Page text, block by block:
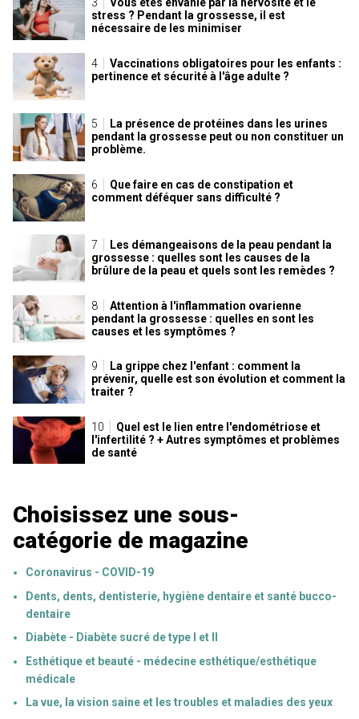
Vous êtes envahie par la nervosité et le
stress ? Pendant la grossesse, il est
nécessaire de les minimiser
Vaccinations obligatoires pour les enfants :
pertinence et sécurité à l'âge adulte ?
La présence de protéines dans les urines
pendant la grossesse peut ou non constituer un
problème.
Que faire en cas de constipation et
comment déféquer sans difficulté ?
Les démangeaisons de la peau pendant la
grossesse : quelles sont les causes de la
brûlure de la peau et quels sont les remèdes ?
Attention à l'inflammation ovarienne
pendant la grossesse : quelles en sont les
causes et les symptômes ?
La grippe chez l'enfant : comment la
prévenir, quelle est son évolution et comment la
traiter ?
Quel est le lien entre l'endométriose et
l'infertilité ? + Autres symptômes et problèmes
de santé
Choisissez une sous-
catégorie de magazine
Coronavirus - COVID-19
Dents, dents, dentisterie, hygiène dentaire et santé bucco-
dentaire
Diabète - Diabète sucré de type I et II
Esthétique et beauté - médecine esthétique/esthétique
médicale
La vue, la vision saine et les troubles et maladies des yeux